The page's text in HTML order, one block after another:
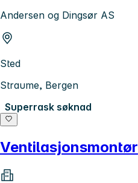
Andersen og Dingsør AS
Sted
Straume, Bergen
Superrask søknad
Ventilasjonsmontør